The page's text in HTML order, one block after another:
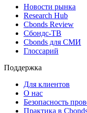
Поиск ETF & Funds
Новости и Аналитика
Новости рынка
Research Hub
Сбондс-ТВ
Глоссарий
Поддержка